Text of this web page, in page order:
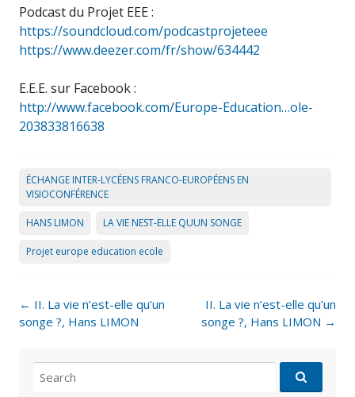
Podcast du Projet EEE :
https://soundcloud.com/podcastprojeteee
https://www.deezer.com/fr/show/634442
E.E.E. sur Facebook :
http://www.facebook.com/Europe-Education…ole-
203833816638
ÉCHANGE INTER-LYCÉENS FRANCO-EUROPÉENS EN
VISIOCONFÉRENCE
HANS LIMON LA VIE NEST-ELLE QUUN SONGE
Projet europe education ecole
Post
navigation
← II. La vie n’est-elle qu’un
songe ?, Hans LIMON
II. La vie n’est-elle qu’un
songe ?, Hans LIMON →
for: